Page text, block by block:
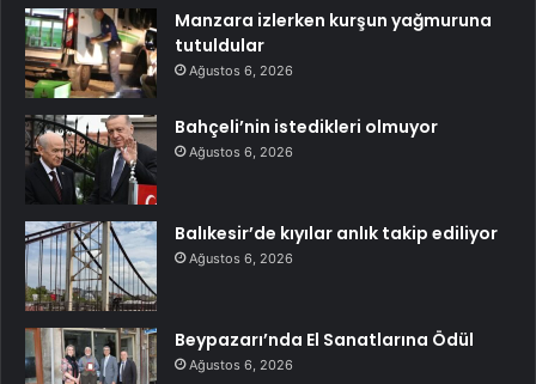
Manzara izlerken kurşun yağmuruna
tutuldular
Ağustos 6, 2026
Bahçeli’nin istedikleri olmuyor
Ağustos 6, 2026
Balıkesir’de kıyılar anlık takip ediliyor
Ağustos 6, 2026
Beypazarı’nda El Sanatlarına Ödül
Ağustos 6, 2026